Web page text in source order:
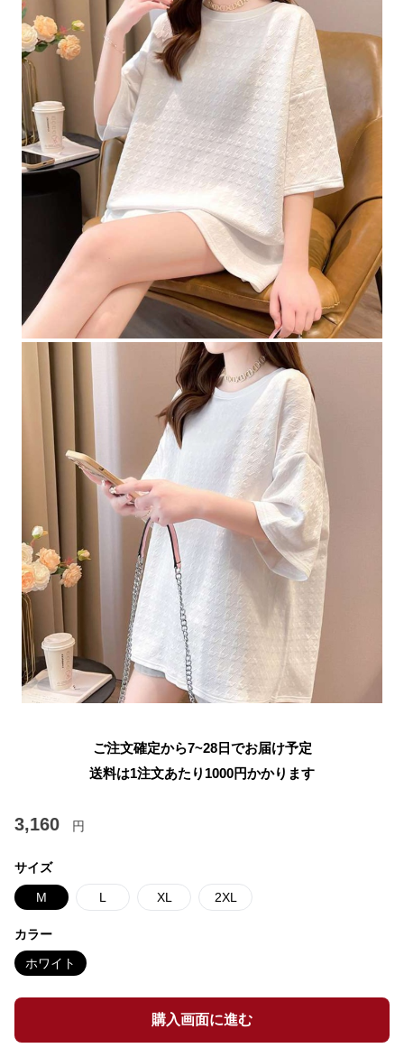
ご注文確定から7~28日でお届け予定
送料は1注文あたり 1000円かかります
3,160 円
サイズ
M L XL 2XL
カラー
ホワイト
購入画面に進む